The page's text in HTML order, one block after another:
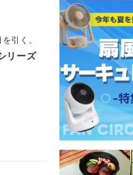
引く。
リーズ